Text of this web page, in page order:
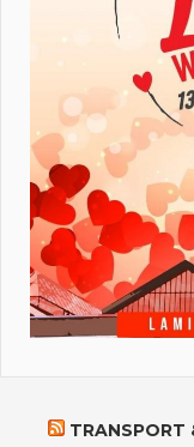
TRANSPORT